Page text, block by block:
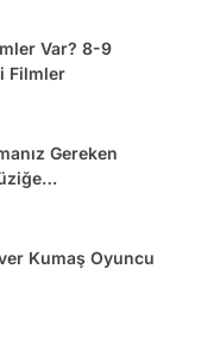
Var? 8-9
Filmler
Gereken
Kumaş Oyuncu